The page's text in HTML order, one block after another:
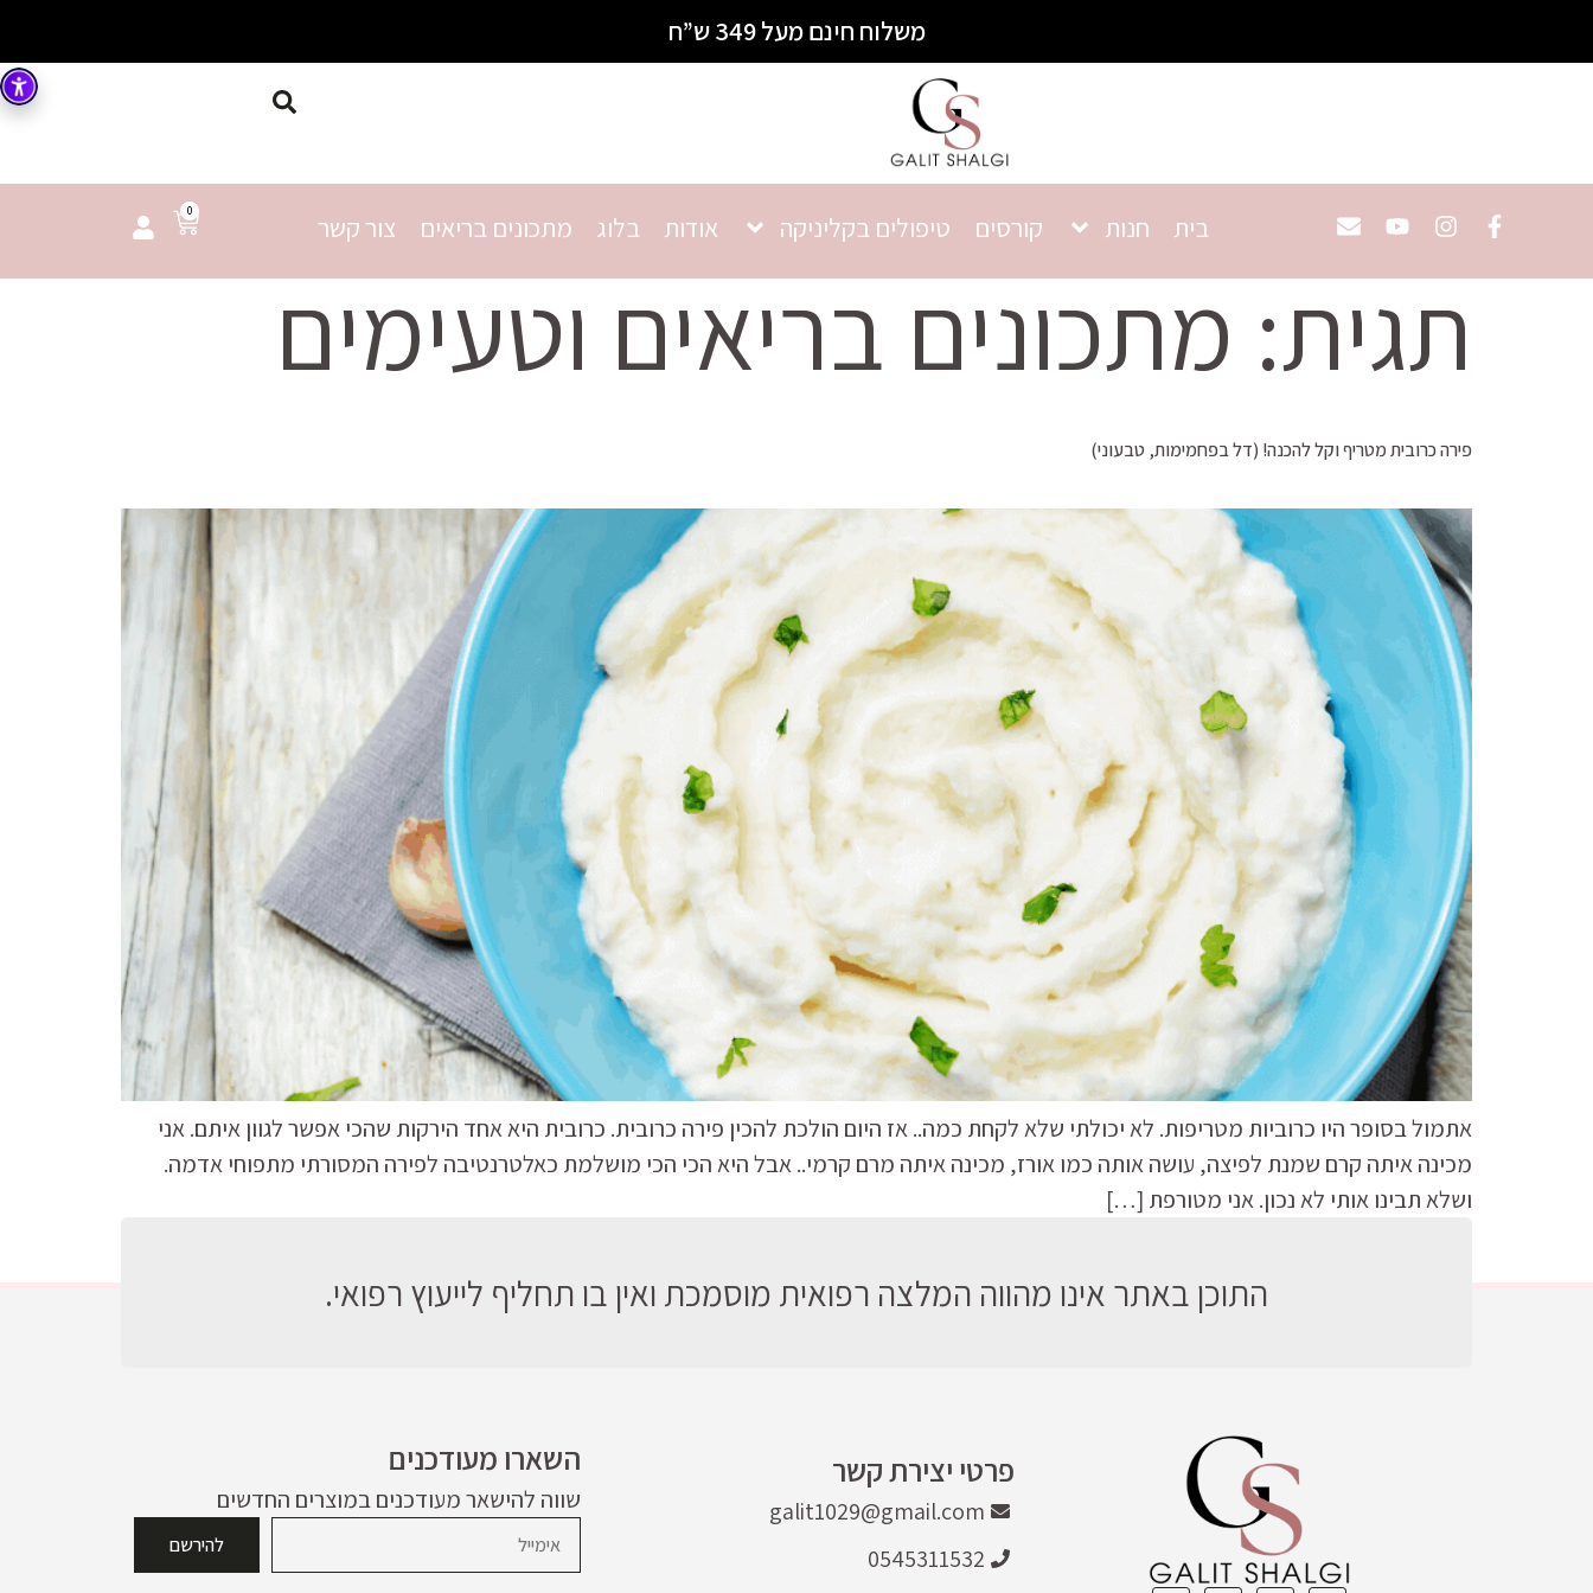
משלוח חינם מעל 349 ש”ח
בית חנות קורסים טיפולים בקליניקה אודות בלוג מתכונים בריאים צור קשר
0
תגית: מתכונים בריאים וטעימים
פירה כרובית מטריף וקל להכנה! (דל בפחמימות, טבעוני)
אתמול בסופר היו כרוביות מטריפות. לא יכולתי שלא לקחת כמה.. אז היום הולכת להכין פירה כרובית. כרובית היא אחד הירקות שהכי אפשר לגוון איתם. אני
מכינה איתה קרם שמנת לפיצה, עושה אותה כמו אורז, מכינה איתה מרם קרמי.. אבל היא הכי הכי מושלמת כאלטרנטיבה לפירה המסורתי מתפוחי אדמה.
ושלא תבינו אותי לא נכון. אני מטורפת […]
פרטי יצירת קשר
galit1029@gmail.com
0545311532
השארו מעודכנים
שווה להישאר מעודכנים במוצרים החדשים
להירשם
התוכן באתר אינו מהווה המלצה רפואית מוסמכת ואין בו תחליף לייעוץ רפואי.